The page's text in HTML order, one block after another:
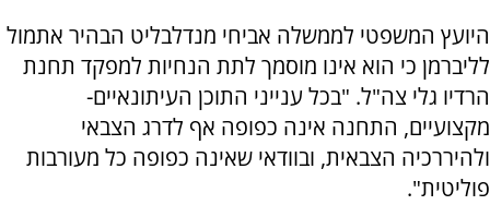
היועץ המשפטי לממשלה אביחי מנדלבליט הבהיר אתמול
לליברמן כי הוא אינו מוסמך לתת הנחיות למפקד תחנת
הרדיו גלי צה"ל. "בכל ענייני התוכן העיתונאיים-
מקצועיים, התחנה אינה כפופה אף לדרג הצבאי
ולהיררכיה הצבאית, ובוודאי שאינה כפופה כל מעורבות
פוליטית".